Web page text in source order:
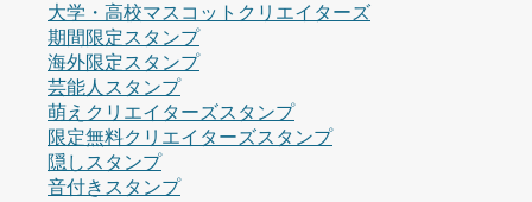
大学・高校マスコットクリエイターズ
期間限定スタンプ
海外限定スタンプ
芸能人スタンプ
萌えクリエイターズスタンプ
限定無料クリエイターズスタンプ
隠しスタンプ
音付きスタンプ